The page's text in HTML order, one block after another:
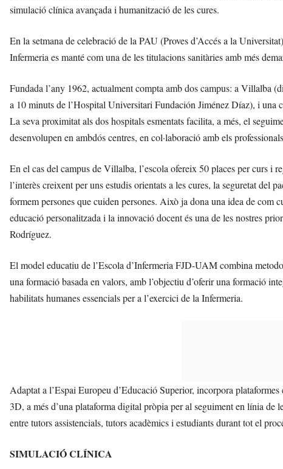
simulació clínica avançada i humanització de les cures.
En la setmana de celebració de la PAU (Proves d’Accés a la
Infermeria es manté com una de les titulacions sanitàries amb més
Fundada l’any 1962, actualment compta amb dos campus: a Villalba
a 10 minuts de l’Hospital Universitari Fundación Jiménez Díaz), i una
La seva proximitat als dos hospitals esmentats facilita, a més, el
desenvolupen en ambdós centres, en col·laboració amb els
En el cas del campus de Villalba, l’escola ofereix 50 places per curs i
l’interès creixent per uns estudis orientats a les cures, la seguretat del
formem persones que cuiden persones. Això ja dona una idea de com
educació personalitzada i la innovació docent és una de les nostres
Rodríguez.
El model educatiu de l’Escola d’Infermeria FJD-UAM combina
una formació basada en valors, amb l’objectiu d’oferir una formació
habilitats humanes essencials per a l’exercici de la Infermeria.
Adaptat a l’Espai Europeu d’Educació Superior, incorpora
3D, a més d’una plataforma digital pròpia per al seguiment en línia
entre tutors assistencials, tutors acadèmics i estudiants durant tot el
SIMULACIÓ CLÍNICA